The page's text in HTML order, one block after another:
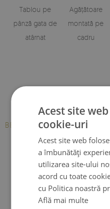
Tablou pe
pânză gata de
atârnat
Agățătoare
montată pe
cadru
BESTSELLERS
Acest site
cookie-uri
Acest site web
a îmbunătăți
utilizarea site-ului
acord cu toate
cu Politica noastră
Află mai multe